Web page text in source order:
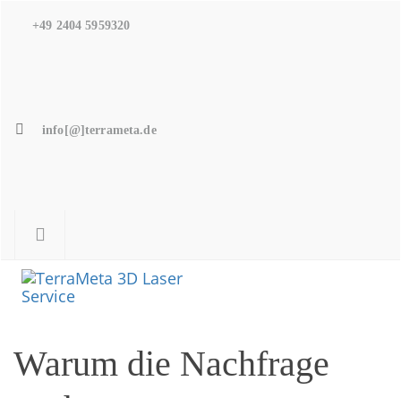
Skip
Skip
+49 2404 5959320
info[@]terrameta.de
Warum die Nachfrage